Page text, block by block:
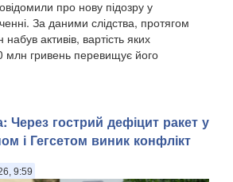
про нову підозру у
За даними слідства, протягом
активів, вартість яких
гривень перевищує його
Через гострий дефіцит ракет у
і Гегсетом виник конфлікт
9:59